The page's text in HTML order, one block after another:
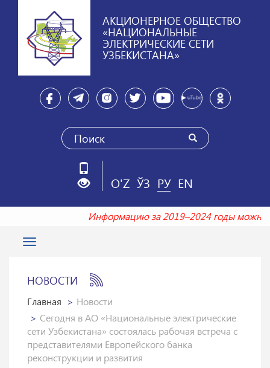
АКЦИОНЕРНОЕ ОБЩЕСТВО
«НАЦИОНАЛЬНЫЕ
ЭЛЕКТРИЧЕСКИЕ СЕТИ
УЗБЕКИСТАНА»
O'Z ЎЗ РУ EN
Информацию за 2019–2024 годы
Toggle
НОВОСТИ
Главная
Новости
Сегодня в АО «Национальные электрические
сети Узбекистана» состоялась рабочая встреча с
представителями Европейского банка
реконструкции и развития